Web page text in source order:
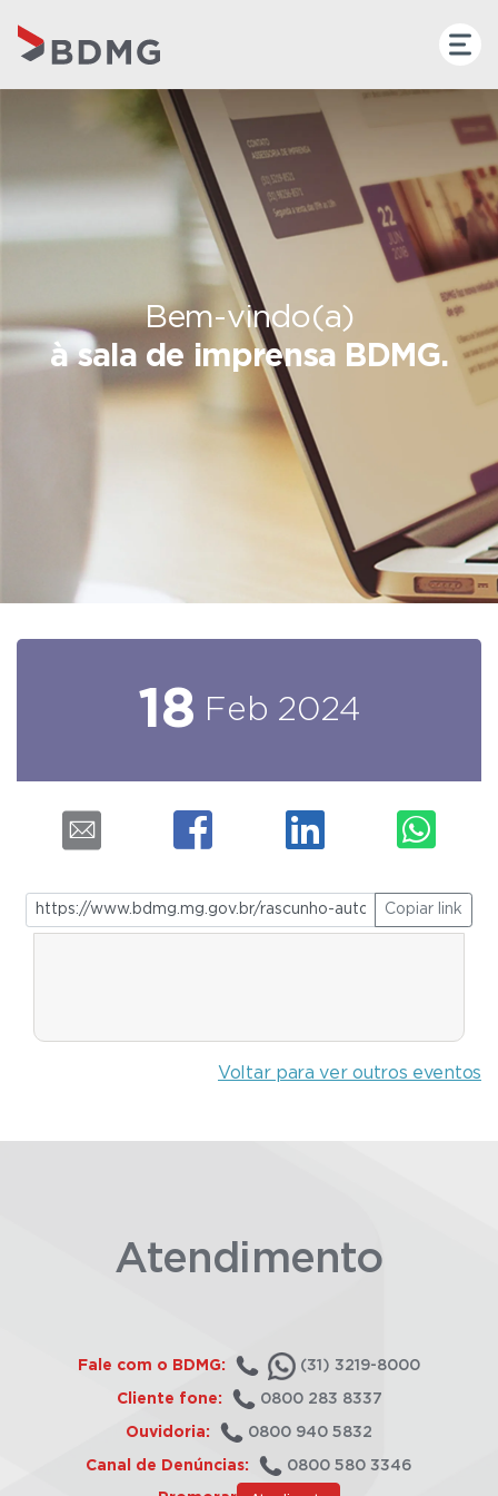
Bem-vindo(a)
à sala de imprensa BDMG.
18 Feb 2024
Copiar link
Voltar para ver outros eventos
Atendimento
Fale com o BDMG: (31) 3219-8000
Cliente fone: 0800 283 8337
Ouvidoria: 0800 940 5832
Canal de Denúncias: 0800 580 3346